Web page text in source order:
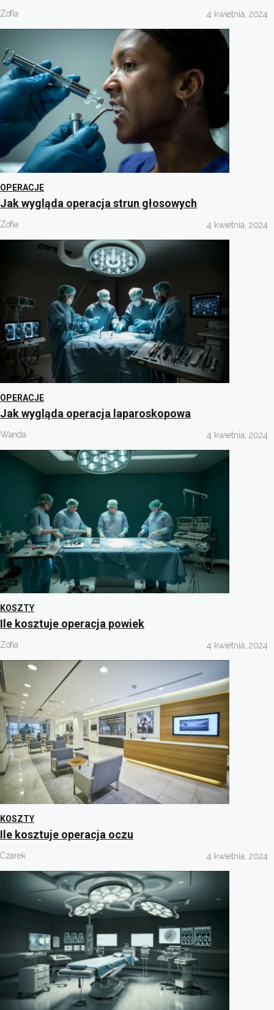
Zofia 4 kwietnia, 2024
OPERACJE
Jak wygląda operacja strun głosowych
Zofia 4 kwietnia, 2024
OPERACJE
Jak wygląda operacja laparoskopowa
Wanda 4 kwietnia, 2024
KOSZTY
Ile kosztuje operacja powiek
Zofia 4 kwietnia, 2024
KOSZTY
Ile kosztuje operacja oczu
Czarek 4 kwietnia, 2024